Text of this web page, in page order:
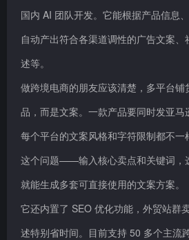
国内 AI 团队开发。它能根据产品信息
自动产出符合各渠道调性的广告文案
述等。
做跨境电商的朋友应该清楚，多平台
品，而是文案。一款产品要同时发亚马
每个平台的文案风格和字符限制都不
这个问题——输入核心卖点和关键词，
就能生成多套可直接使用的文案方案。
它还内置了 SEO 优化功能，外贸站群
述特别省时间。目前支持 50 多个主流